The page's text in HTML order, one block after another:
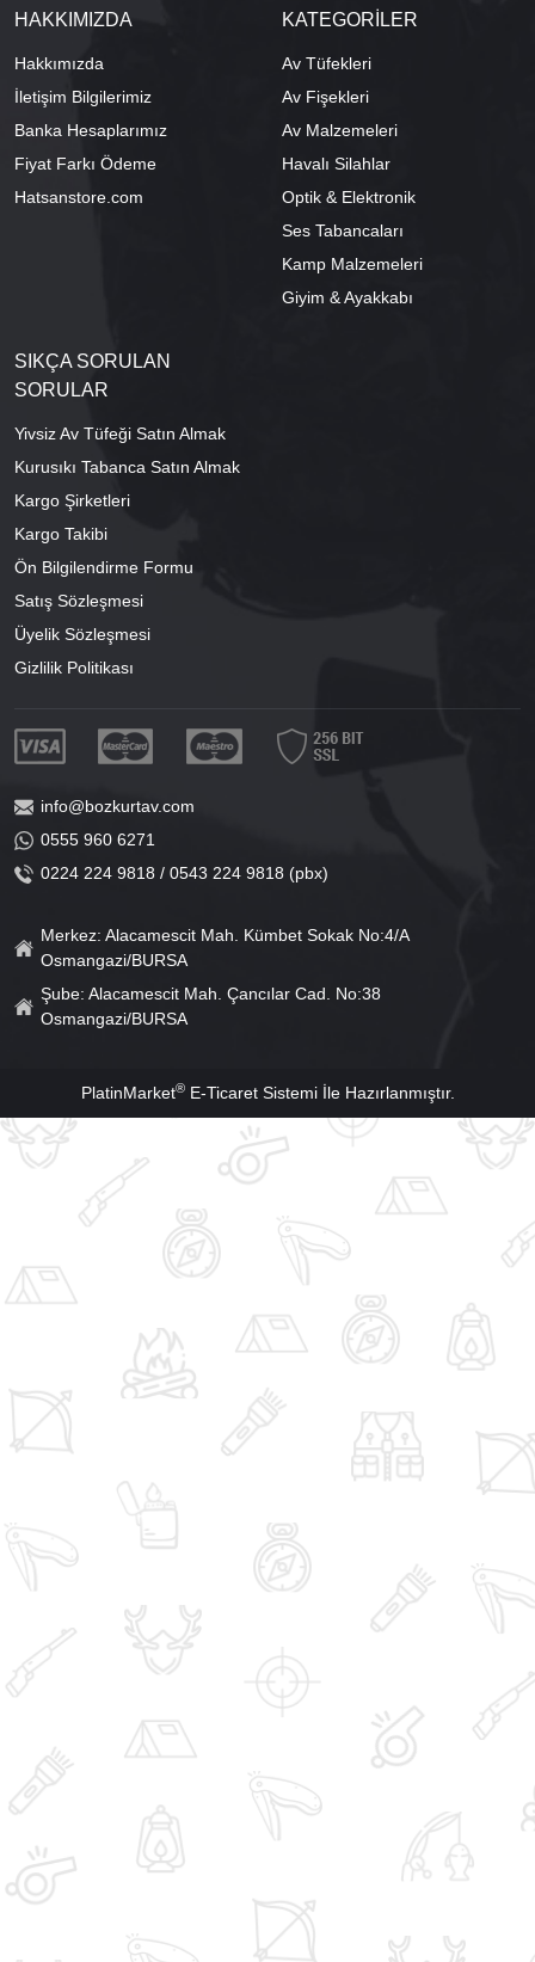
HAKKIMIZDA
Hakkımızda
İletişim Bilgilerimiz
Banka Hesaplarımız
Fiyat Farkı Ödeme
Hatsanstore.com
KATEGORİLER
Av Tüfekleri
Av Fişekleri
Av Malzemeleri
Havalı Silahlar
Optik & Elektronik
Ses Tabancaları
Kamp Malzemeleri
Giyim & Ayakkabı
SIKÇA SORULAN
SORULAR
Yivsiz Av Tüfeği Satın Almak
Kurusıkı Tabanca Satın Almak
Kargo Şirketleri
Kargo Takibi
Ön Bilgilendirme Formu
Satış Sözleşmesi
Üyelik Sözleşmesi
Gizlilik Politikası
info@bozkurtav.com
0555 960 6271
0224 224 9818 / 0543 224 9818 (pbx)
Merkez: Alacamescit Mah. Kümbet Sokak No:4/A
Osmangazi/BURSA
Şube: Alacamescit Mah. Çancılar Cad. No:38
Osmangazi/BURSA
PlatinMarket®E-Ticaret Sistemiİle Hazırlanmıştır.